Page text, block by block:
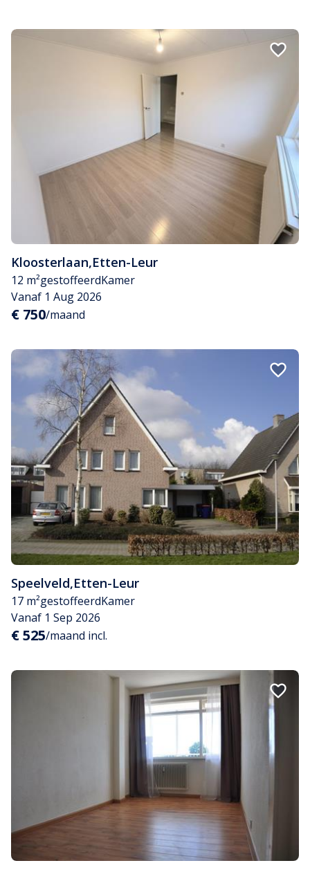
Kloosterlaan,Etten-Leur
12 m²gestoffeerdKamer
Vanaf 1 Aug 2026
€ 750/maand
Speelveld,Etten-Leur
17 m²gestoffeerdKamer
Vanaf 1 Sep 2026
€ 525/maand incl.